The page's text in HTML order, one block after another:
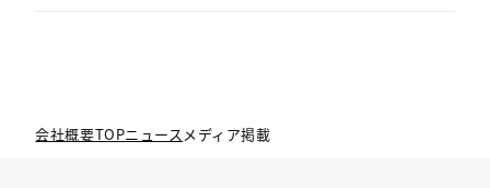
会社概要TOPニュース メディア掲載